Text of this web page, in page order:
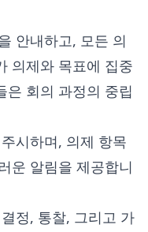
안내하고, 모든 의
의제와 목표에 집중
은 회의 과정의 중립
시하며, 의제 항목
운 알림을 제공합니
정, 통찰, 그리고 가